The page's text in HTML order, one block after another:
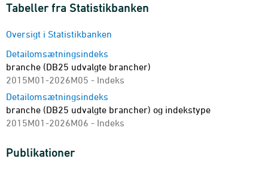
Tabeller fra Statistikbanken
Oversigt i Statistikbanken
Detailomsætningsindeks
branche (DB25 udvalgte brancher)
2015M01-2026M05 - Indeks
Detailomsætningsindeks
branche (DB25 udvalgte brancher) og indekstype
2015M01-2026M06 - Indeks
Publikationer